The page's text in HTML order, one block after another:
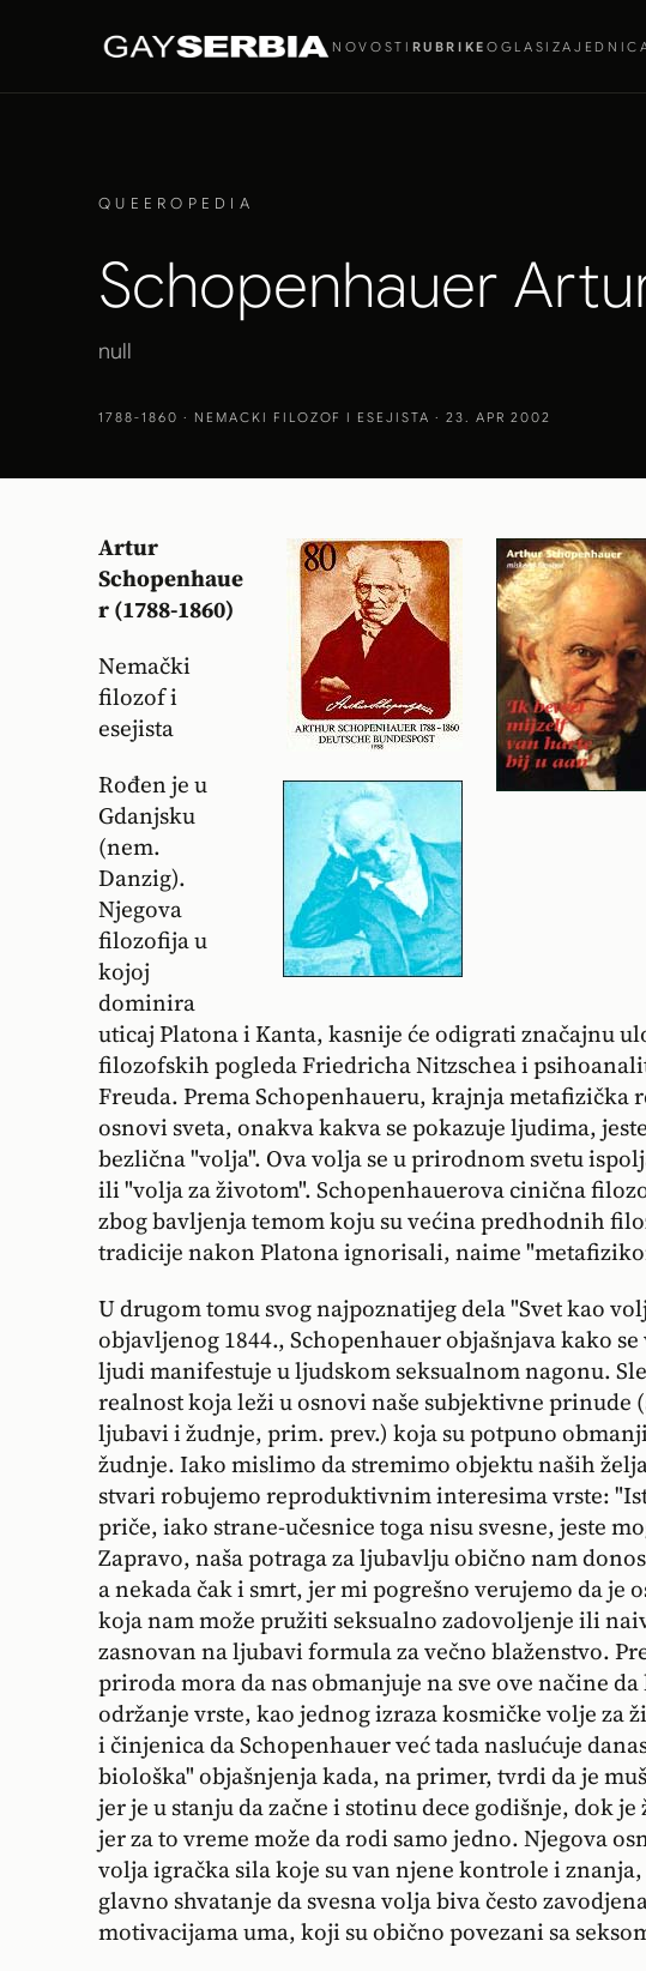
NOVOSTI RUBRIKE OGLASI
QUEEROPEDIA
Schopenhauer
null
1788-1860 · NEMACKI FILOZOF I ESEJISTA · 23. APR 2002
Artur
Schopenhaue
r(1788-1860)
Nemački
filozof i
esejista
Rođen je u
Gdanjsku
(nem.
Danzig).
Njegova
filozofija u
kojoj
dominira
uticaj Platona i Kanta, kasnije će odigrati značajnu
filozofskih pogleda Friedricha Nitzschea i
Freuda. Prema Schopenhaueru, krajnja metafizička
osnovi sveta, onakva kakva se pokazuje ljudima,
bezlična "volja". Ova volja se u prirodnom svetu
ili "volja za životom". Schopenhauerova cinična
zbog bavljenja temom koju su većina predhodnih
tradicije nakon Platona ignorisali, naime
U drugom tomu svog najpoznatijeg dela "Svet kao
objavljenog 1844., Schopenhauer objašnjava kako
ljudi manifestuje u ljudskom seksualnom nagonu.
realnost koja leži u osnovi naše subjektivne prinude
ljubavi i žudnje, prim. prev.) koja su potpuno
žudnje. Iako mislimo da stremimo objektu naših
stvari robujemo reproduktivnim interesima vrste:
priče, iako strane-učesnice toga nisu svesne, jeste
Zapravo, naša potraga za ljubavlju obično nam
a nekada čak i smrt, jer mi pogrešno verujemo da je
koja nam može pružiti seksualno zadovoljenje ili
zasnovan na ljubavi formula za večno blaženstvo.
priroda mora da nas obmanjuje na sve ove načine
održanje vrste, kao jednog izraza kosmičke volje za
i činjenica da Schopenhauer već tada naslućuje
biološka" objašnjenja kada, na primer, tvrdi da je
jer je u stanju da začne i stotinu dece godišnje, dok
jer za to vreme može da rodi samo jedno. Njegova
volja igračka sila koje su van njene kontrole i
glavno shvatanje da svesna volja biva često
motivacijama uma, koji su obično povezani sa